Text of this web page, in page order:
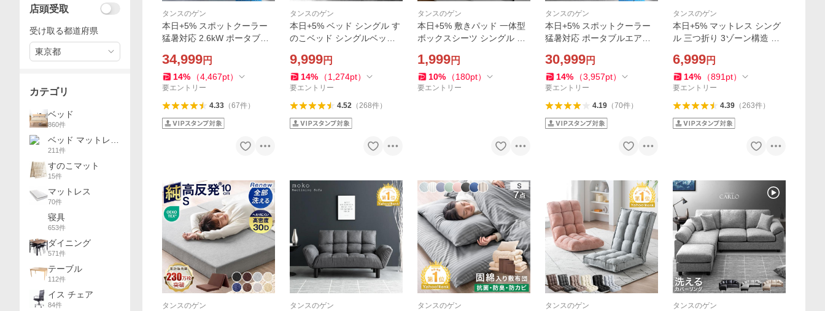
タンスのゲン
本日+5% スポットクーラー
猛暑対応 2.6kW ポータブル
ー 冷風機 スポットエアコン
冷房 除湿 移動式エアコン エ
アコン 業務用
34,999円
14% （4,467pt）
要エントリー
4.33（67件）
タンスのゲン
本日+5% ベッド シングル す
のこベッド シングルベッド
調節 コンセント付 木製 ベッ
トフレーム すのこ ベット お
しゃれ
9,999円
14% （1,274pt）
要エントリー
4.52（268件）
タンスのゲン
本日+5% 敷きパッド 一体型
ボックスシーツ シングル 肌
工 パッド一体型ボックスシ
ーツ 敷パッド ベッドパッド
抗菌 防臭 防ダニ
1,999円
10% （180pt）
要エントリー
タンスのゲン
本日+5% スポットクーラー
猛暑対応 ポータブルエアコ
機 スポットエアコン 掃き出
し窓 移動式エアコン エアコ
ン 業務用 7980000041
30,999円
14% （3,957pt）
要エントリー
4.19（70件）
タンスのゲン
本日+5% マットレス シング
ル 三つ折り 3ゾーン構造 硬
団 高反発マットレス ベッド
マットレス ベッドマット 極
厚10cm 高反発
6,999円
14% （891 pt）
要エントリー
4.39（263件）
タンスのゲン タンスのゲン タンスのゲン タンスのゲン タンスのゲン
店頭受取
受け取る都道府県
東京都
カテゴリ
ベッド
860件
ベッド マットレス
セット
211件
すのこマット
15件
マットレス
70件
寝具
653件
ダイニング
571件
テーブル
112件
イス チェア
84件